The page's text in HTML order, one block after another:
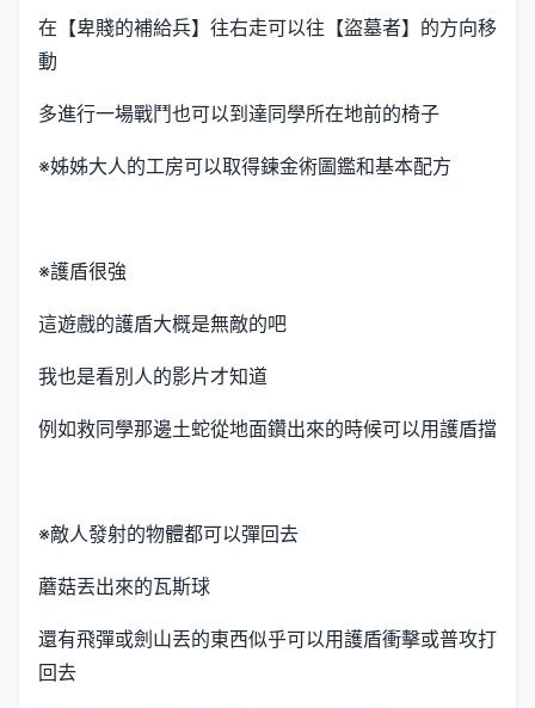
在【卑賤的補給兵】往右走可以往【盜墓者】的方向移
動
多進行一場戰鬥也可以到達同學所在地前的椅子
※姊姊大人的工房可以取得鍊金術圖鑑和基本配方
※護盾很強
這遊戲的護盾大概是無敵的吧
我也是看別人的影片才知道
例如救同學那邊土蛇從地面鑽出來的時候可以用護盾擋
※敵人發射的物體都可以彈回去
蘑菇丟出來的瓦斯球
還有飛彈或劍山丟的東西似乎可以用護盾衝擊或普攻打
回去